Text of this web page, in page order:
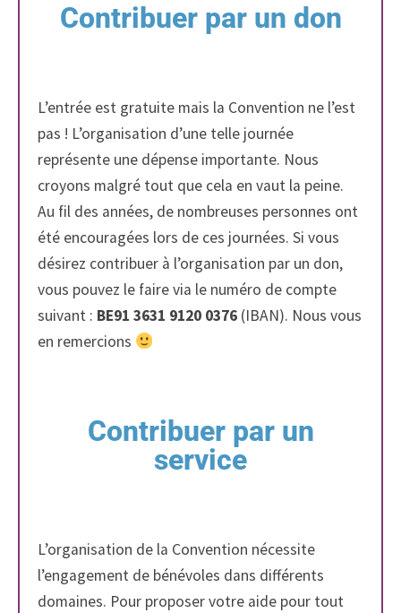
Contribuer par un don
L’entrée est gratuite mais la Convention ne l’est
pas ! L’organisation d’une telle journée
représente une dépense importante. Nous
croyons malgré tout que cela en vaut la peine.
Au fil des années, de nombreuses personnes ont
été encouragées lors de ces journées. Si vous
désirez contribuer à l’organisation par un don,
vous pouvez le faire via le numéro de compte
suivant : BE91 3631 9120 0376 (IBAN). Nous vous
en remercions
Contribuer par un
service
L’organisation de la Convention nécessite
l’engagement de bénévoles dans différents
domaines. Pour proposer votre aide pour tout